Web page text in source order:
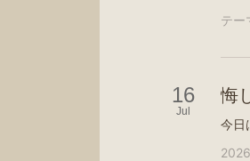
テー
16
Jul
悔